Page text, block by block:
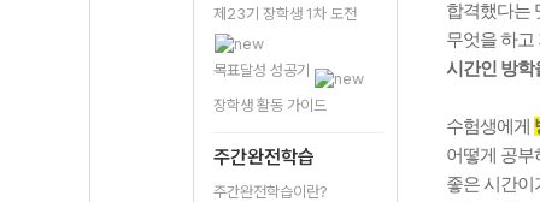
제23기 장학생 1차 도전
목표달성 성공기
장학생 활동 가이드
주간완전학습
주간완전학습이란?
합격했다는
무엇을 하고
시간인 방학
수험생에게
어떻게 공부
좋은 시간이